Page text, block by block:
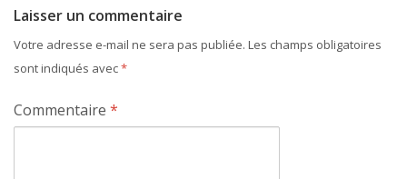
Laisser un commentaire
Votre adresse e-mail ne sera pas publiée. Les champs obligatoires
sont indiqués avec*
Commentaire *